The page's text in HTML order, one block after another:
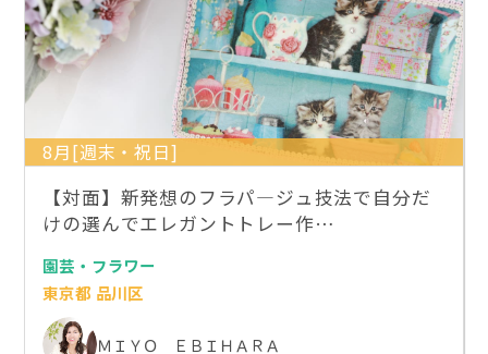
8月[週末・祝日]
【対面】新発想のフラパ―ジュ技法で自分だ
けの選んでエレガントトレー作…
園芸・フラワー
東京都 品川区
ＭＩＹＯ ＥＢＩＨＡＲＡ